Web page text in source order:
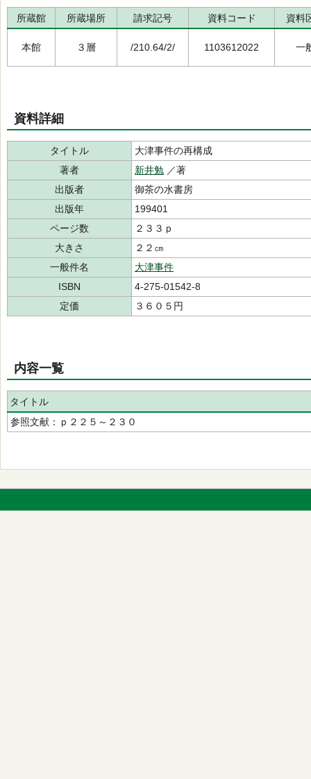
所蔵館 所蔵場所 請求記号 資料コード 資料
本館 ３層 /210.64/2/ 1103612022 一
資料詳細
タイトル
大津事件の再構成
著者
新井勉 ／著
出版者
御茶の水書房
出版年
199401
ページ数
２３３ｐ
大きさ
２２㎝
一般件名
大津事件
ISBN
4-275-01542-8
定価
３６０５円
内容一覧
タイトル
参照文献：ｐ２２５～２３０